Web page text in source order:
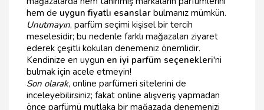
hem de uygun fiyatlı esanslar bulmanız mümkün.
Unutmayın, parfüm seçimi kişisel bir tercih
meselesidir; bu nedenle farklı mağazaları ziyaret
ederek çeşitli kokuları denemeniz önemlidir.
Kendinize en uygun en iyi parfüm seçenekleri'ni
bulmak için acele etmeyin!
Son olarak, online parfümeri sitelerini de
inceleyebilirsiniz; fakat online alışveriş yapmadan
önce parfümü mutlaka bir mağazada denemenizi